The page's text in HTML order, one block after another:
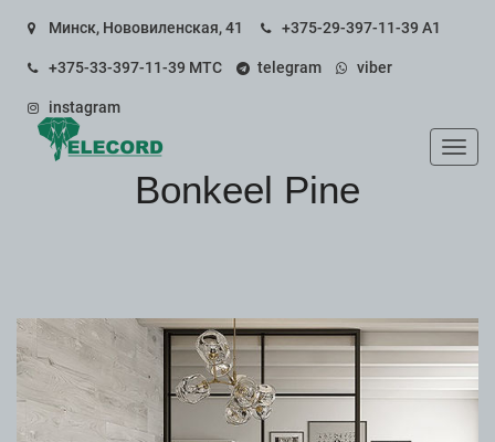
Минск, Нововиленская, 41 +375-29-397-11-39 А1
+375-33-397-11-39 МТС telegram viber
instagram
Bonkeel Pine